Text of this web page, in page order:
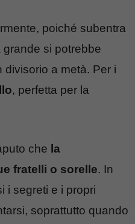
poiché subentra
si potrebbe
divisorio a metà. Per i
, perfetta per la
che la
fratelli o sorelle. In
i segreti e i propri
soprattutto quando